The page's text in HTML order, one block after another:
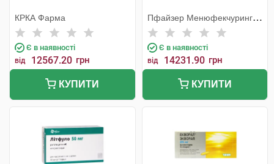
КРКА Фарма
Є в наявності
від 12567.20 грн
КУПИТИ
Пфайзер Менюфекчуринг
Бельгія
Є в наявності
від 14231.90 грн
КУПИТИ